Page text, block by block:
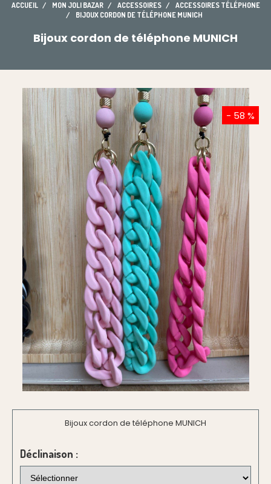
ACCUEIL MON JOLI BAZAR ACCESSOIRES
ACCESSOIRES TÉLÉPHONE
BIJOUX CORDON DE TÉLÉPHONE MUNICH
Bijoux cordon de téléphone MUNICH
- 58 %
Bijoux cordon de téléphone MUNICH
Déclinaison :